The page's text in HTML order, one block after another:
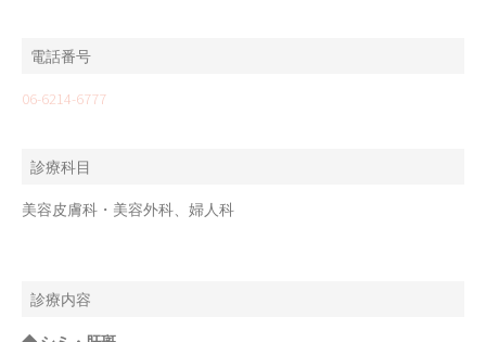
電話番号
06-6214-6777
診療科目
美容皮膚科・美容外科、婦人科
診療内容